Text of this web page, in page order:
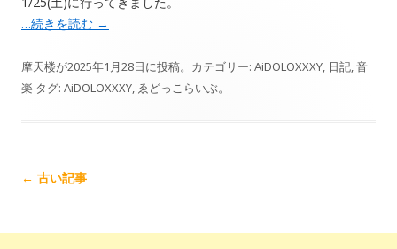
…続きを読む →
摩天楼が2025年1月28日に投稿。カテゴリー: AiDOLOXXXY, 日記,音
楽 タグ: AiDOLOXXXY, ゑどっこらいぶ。
記
← 古い記事